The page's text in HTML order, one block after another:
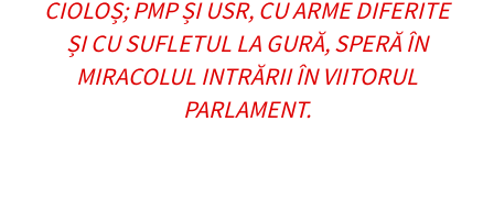
CIOLOȘ; PMP ȘI USR, CU ARME DIFERITE
ȘI CU SUFLETUL LA GURĂ, SPERĂ ÎN
MIRACOLUL INTRĂRII ÎN VIITORUL
PARLAMENT.